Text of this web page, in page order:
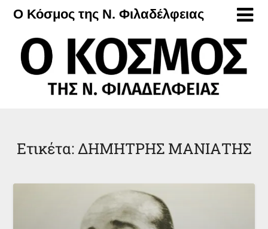
Μετάβαση
περιεχόμενο
Ο Κόσμος της Ν. Φιλαδέλφειας
Ετικέτα:ΔΗΜΗΤΡΗΣ ΜΑΝΙΑΤΗΣ